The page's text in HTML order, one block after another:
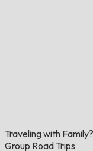
Traveling with
Group Road Trips